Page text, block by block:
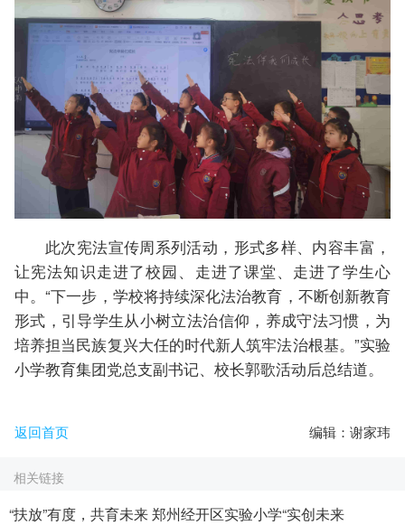
此次宪法宣传周系列活动，形式多样、内容丰富，
让宪法知识走进了校园、走进了课堂、走进了学生心
中。“下一步，学校将持续深化法治教育，不断创新教育
形式，引导学生从小树立法治信仰，养成守法习惯，为
培养担当民族复兴大任的时代新人筑牢法治根基。”实验
小学教育集团党总支副书记、校长郭歌活动后总结道。
返回首页 编辑：谢家玮
相关链接
“扶放”有度，共育未来 郑州经开区实验小学“实创未来